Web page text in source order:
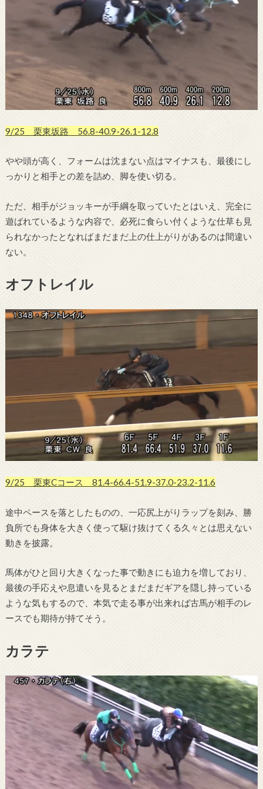
9/25 栗東坂路 56.8-40.9-26.1-12.8
やや頭が高く、フォームは沈まない点はマイナスも、最後にし
っかりと相手との差を詰め、脚を使い切る。
ただ、相手がジョッキーが手綱を取っていたとはいえ、完全に
遊ばれているような内容で、必死に食らい付くような仕草も見
られなかったとなればまだまだ上の仕上がりがあるのは間違い
ない。
オフトレイル
9/25 栗東Cコース 81.4-66.4-51.9-37.0-23.2-11.6
途中ペースを落としたものの、一応尻上がりラップを刻み、勝
負所でも身体を大きく使って駆け抜けてくる久々とは思えない
動きを披露。
馬体がひと回り大きくなった事で動きにも迫力を増しており、
最後の手応えや息遣いを見るとまだまだギアを隠し持っている
ような気もするので、本気で走る事が出来れば古馬が相手のレ
ースでも期待が持てそう。
カラテ